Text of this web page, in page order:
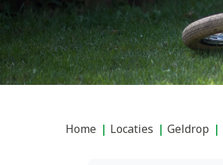
Home Locaties Geldrop